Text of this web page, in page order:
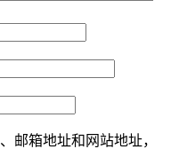
邮箱地址和网站地址，